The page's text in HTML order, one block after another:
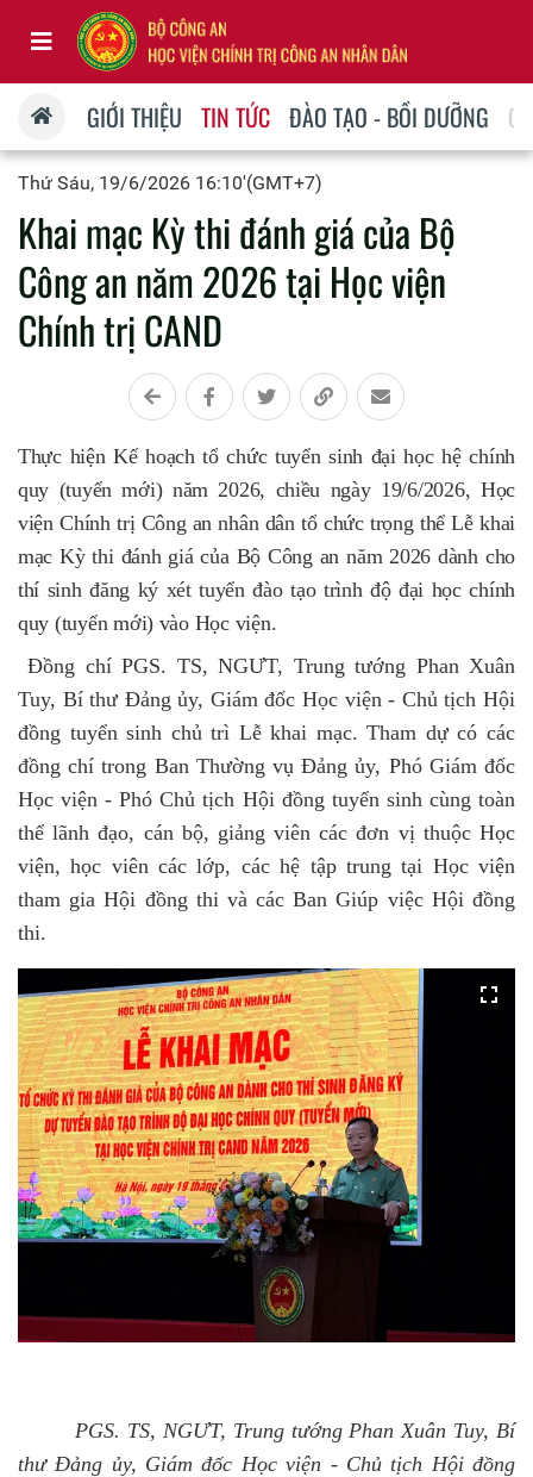
GIỚI THIỆU TIN TỨC ĐÀO TẠO - BỒI DƯỠNG
Thứ Sáu, 19/6/2026 16:10'(GMT+7)
Khai mạc Kỳ thi đánh giá của Bộ
Công an năm 2026 tại Học viện
Chính trị CAND
Thực hiện Kế hoạch tổ chức tuyển sinh đại học hệ chính
quy (tuyển mới) năm 2026, chiều ngày 19/6/2026, Học
viện Chính trị Công an nhân dân tổ chức trọng thể Lễ khai
mạc Kỳ thi đánh giá của Bộ Công an năm 2026 dành cho
thí sinh đăng ký xét tuyển đào tạo trình độ đại học chính
quy (tuyển mới) vào Học viện.
Đồng chí PGS. TS, NGƯT, Trung tướng Phan Xuân
Tuy, Bí thư Đảng ủy, Giám đốc Học viện - Chủ tịch Hội
đồng tuyển sinh chủ trì Lễ khai mạc. Tham dự có các
đồng chí trong Ban Thường vụ Đảng ủy, Phó Giám đốc
Học viện - Phó Chủ tịch Hội đồng tuyển sinh cùng toàn
thể lãnh đạo, cán bộ, giảng viên các đơn vị thuộc Học
viện,học viên các lớp, các hệ tập trung tại Học viện
tham gia Hội đồng thi và các Ban Giúp việc Hội đồng
thi.
PGS. TS, NGƯT, Trung tướng Phan Xuân Tuy, Bí
thư Đảng ủy, Giám đốc Học viện - Chủ tịch Hội đồng